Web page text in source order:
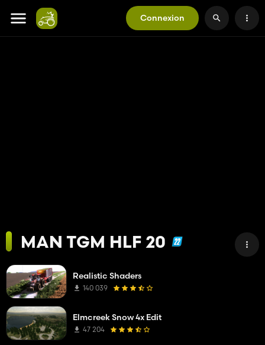
Connexion
MAN TGM HLF 20
Realistic Shaders
140 039
Elmcreek Snow 4x Edit
47 204